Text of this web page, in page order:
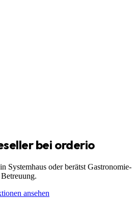
bei orderio
Systemhaus oder berätst
ansehen